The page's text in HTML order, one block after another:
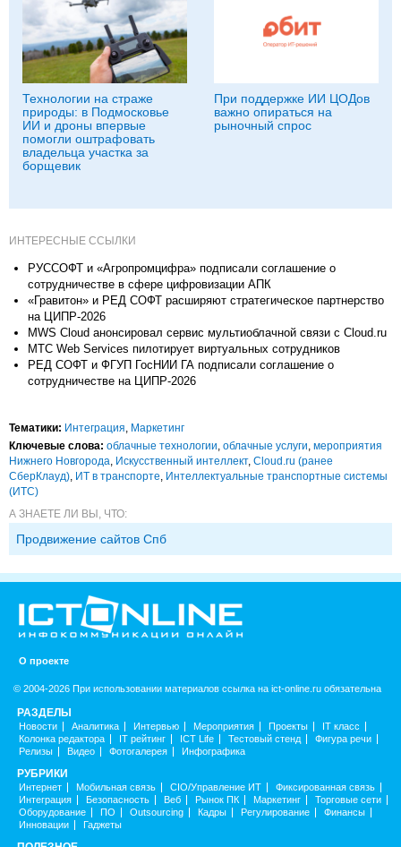
Технологии на страже
природы: в Подмосковье
ИИ и дроны впервые
помогли оштрафовать
владельца участка за
борщевик
При поддержке ИИ ЦОДов
важно опираться на
рыночный спрос
ИНТЕРЕСНЫЕ ССЫЛКИ
РУССОФТ и «Агропромцифра» подписали соглашение о
сотрудничестве в сфере цифровизации АПК
«Гравитон» и РЕД СОФТ расширяют стратегическое партнерство
на ЦИПР-2026
MWS Cloud анонсировал сервис мультиоблачной связи c Cloud.ru
МТС Web Services пилотирует виртуальных сотрудников
РЕД СОФТ и ФГУП ГосНИИ ГА подписали соглашение о
сотрудничестве на ЦИПР-2026
Тематики: Интеграция, Маркетинг
Ключевые слова: облачные технологии, облачные услуги, мероприятия
Нижнего Новгорода, Искусственный интеллект, Cloud.ru (ранее
СберКлауд), ИТ в транспорте, Интеллектуальные транспортные системы
(ИТС)
А ЗНАЕТЕ ЛИ ВЫ, ЧТО:
Продвижение сайтов Спб
О проекте
© 2004-2026 При использовании материалов ссылка на ict-online.ru обязательна
РАЗДЕЛЫ
Новости Аналитика Интервью Мероприятия Проекты
IT класс
Колонка редактора
IT рейтинг ICT Life Тестовый стенд
Фигура речи
Релизы
Видео Фотогалерея Инфографика
РУБРИКИ
Интернет Мобильная связь CIO/Управление ИТ
Фиксированная связь
Интеграция
Безопасность Веб Рынок ПК Маркетинг
Торговые сети
Оборудование
ПО Outsourcing Кадры Регулирование
Финансы
Инновации
Гаджеты